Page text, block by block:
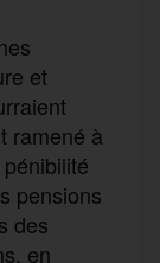
et
ramené à
pensions
des
en